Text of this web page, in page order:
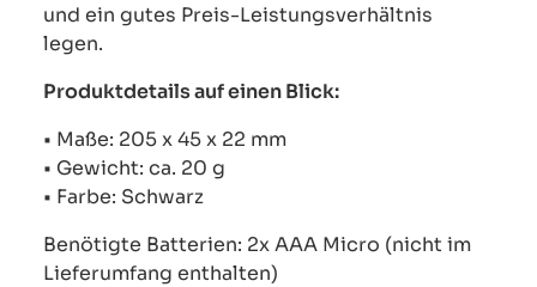
und ein gutes Preis-Leistungsverhältnis
legen.
Produktdetails auf einen Blick:
• Maße: 205 x 45 x 22 mm
• Gewicht: ca. 20 g
• Farbe: Schwarz
Benötigte Batterien: 2x AAA Micro (nicht im
Lieferumfang enthalten)